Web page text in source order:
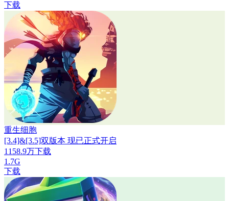
下载
重生细胞
[3.4]&[3.5]双版本 现已正式开启
1158.9万下载
1.7G
下载